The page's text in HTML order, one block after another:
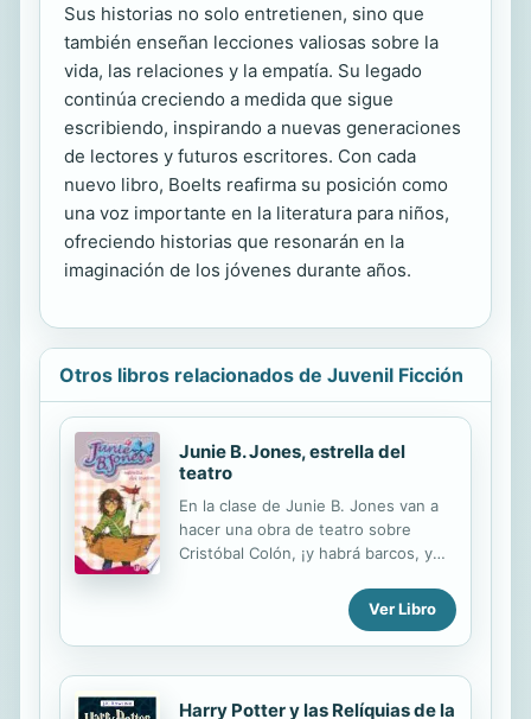
Sus historias no solo entretienen, sino que
también enseñan lecciones valiosas sobre la
vida, las relaciones y la empatía. Su legado
continúa creciendo a medida que sigue
escribiendo, inspirando a nuevas generaciones
de lectores y futuros escritores. Con cada
nuevo libro, Boelts reafirma su posición como
una voz importante en la literatura para niños,
ofreciendo historias que resonarán en la
imaginación de los jóvenes durante años.
Otros libros relacionados de Juvenil Ficción
Junie B. Jones, estrella del
teatro
En la clase de Junie B. Jones van a
hacer una obra de teatro sobre
Cristóbal Colón, ¡y habrá barcos, y
pesca! Pero lo mejor de todo es que
Junie B. va a ser la estrella de la
representación. O eso cree ella... Sin
embargo, hacer teatro no es tan fácil
Ver Libro
Harry Potter y las Relíquias de la